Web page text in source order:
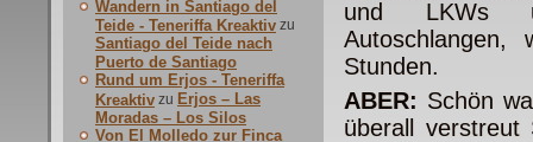
Wandern in Santiago del
Teide - Teneriffa Kreaktiv zu
Santiago del Teide nach
Puerto de Santiago
Rund um Erjos - Teneriffa
Kreaktiv zu Erjos – Las
Moradas – Los Silos
Von El Molledo zur Finca
und LKWs
Stunden.
ABER: Schön
überall verstreut